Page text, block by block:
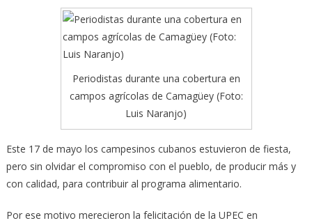
Periodistas durante una cobertura en
campos agrícolas de Camagüey (Foto:
Luis Naranjo)
Este 17 de mayo los campesinos cubanos estuvieron de fiesta,
pero sin olvidar el compromiso con el pueblo, de producir más y
con calidad, para contribuir al programa alimentario.
Por ese motivo merecieron la felicitación de la UPEC en